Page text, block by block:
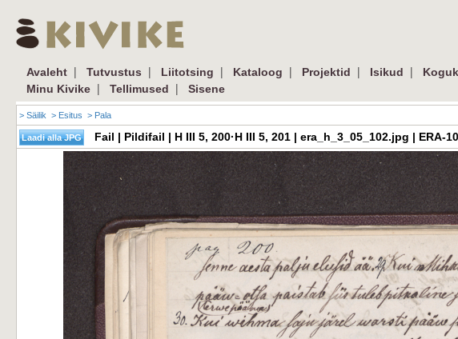
Avaleht | Tutvustus | Liitotsing | Kataloog | Projektid | Isikud |
Minu Kivike | Tellimused | Sisene
> Säilik > Esitus > Pala
Fail | Pildifail | H III 5, 200·H III 5, 201 | era_h_3_05_102.jpg | ERA-